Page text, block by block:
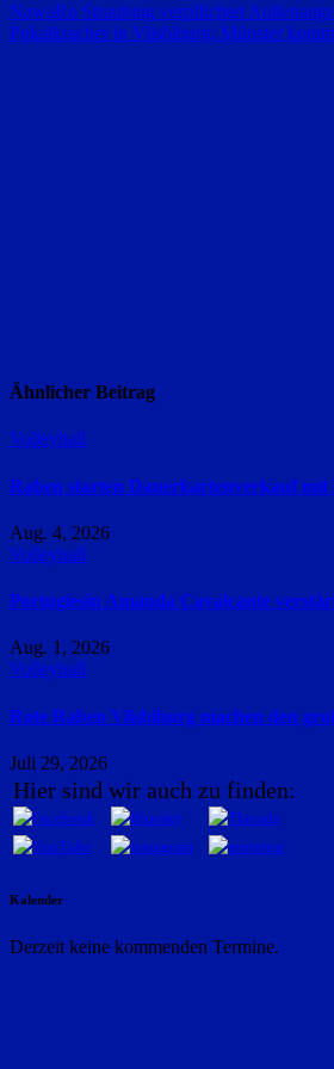
Beitragsnavigation
NawaRo Straubing verpflichtet
Pokalkracher in Vilsbiburg: Münster
Ähnlicher Beitrag
Volleyball
Raben starten Dauerkartenverkauf mit
Aug. 4, 2026
Volleyball
Portugiesin Amanda Cavalcante
Aug. 1, 2026
Volleyball
Rote Raben Vilsbiburg machen den
Juli 29, 2026
Hier sind wir auch zu finden:
Kalender
Derzeit keine kommenden Termine.